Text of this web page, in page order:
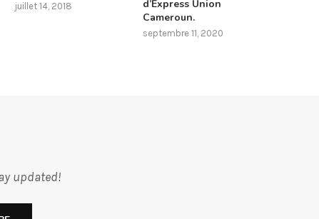
juillet 14, 2018
d’Express Union
Cameroun.
septembre 11, 2020
updated!